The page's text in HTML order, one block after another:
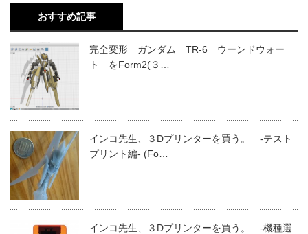
おすすめ記事
完全変形 ガンダム TR-6 ウーンドウォー
ト をForm2(３…
インコ先生、３Dプリンターを買う。 -テスト
プリント編- (Fo…
インコ先生、３Dプリンターを買う。 -機種選